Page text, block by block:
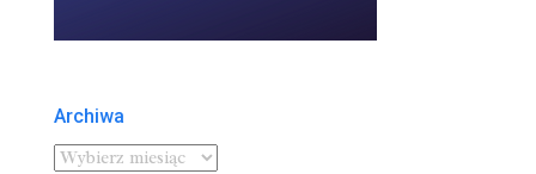
Archiwa